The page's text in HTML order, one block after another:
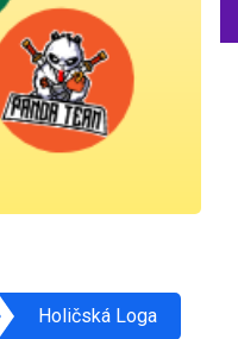
Holičská Loga